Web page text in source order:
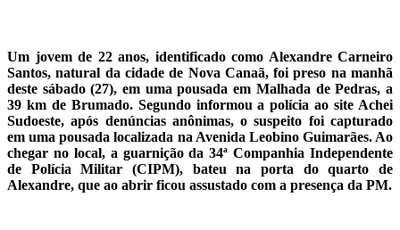
Um jovem de 22 anos, identificado como Alexandre Carneiro
Santos, natural da cidade de Nova Canaã, foi preso na manhã
deste sábado (27), em uma pousada em Malhada de Pedras, a
39 km de Brumado. Segundo informou a polícia ao site Achei
Sudoeste, após denúncias anônimas, o suspeito foi capturado
em uma pousada localizada na Avenida Leobino Guimarães. Ao
chegar no local, a guarnição da 34ª Companhia Independente
de Polícia Militar (CIPM), bateu na porta do quarto de
Alexandre, que ao abrir ficou assustado com a presença da PM.